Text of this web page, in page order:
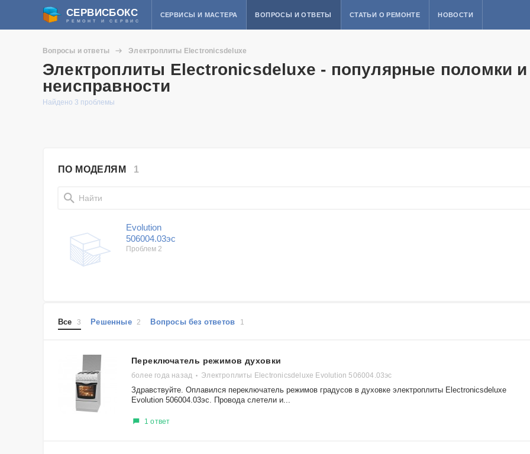
СЕРВИСБОКС
РЕМОНТ И СЕРВИС
СЕРВИСЫ И МАСТЕРА ВОПРОСЫ И ОТВЕТЫ СТАТЬИ О РЕМОНТЕ НОВОСТИ
Вопросы и ответы Электроплиты Electronicsdeluxe
Электроплиты Electronicsdeluxe - популярные поломки и
неисправности
Найдено 3 проблемы
ПО МОДЕЛЯМ 1
Evolution
506004.03эс
Проблем 2
Все 3 Решенные2 Вопросы без ответов 1
Переключатель режимов духовки
более года назад Электроплиты Electronicsdeluxe Evolution 506004.03эс
Здравствуйте. Оплавился переключатель режимов градусов в духовке электроплиты Electronicsdeluxe
Evolution 506004.03эс. Провода слетели и...
1 ответ